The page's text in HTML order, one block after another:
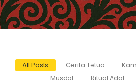
All Posts Cerita Tetua
Musdat
Ritual Adat